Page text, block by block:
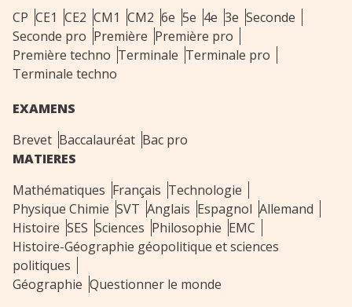
CP CE1 CE2 CM1 CM2 6e 5e 4e 3e Seconde
Seconde pro Première Première pro
Première techno Terminale Terminale pro
Terminale techno
EXAMENS
Brevet Baccalauréat Bac pro
MATIERES
Mathématiques Français Technologie
Physique Chimie SVT Anglais Espagnol Allemand
Histoire SES Sciences Philosophie EMC
Histoire-Géographie géopolitique et sciences
politiques
Géographie Questionner le monde